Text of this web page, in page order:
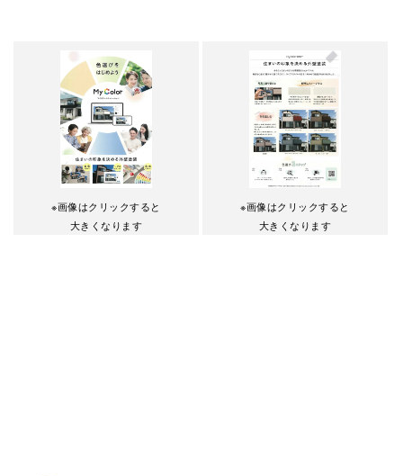
※画像はクリックすると
大きくなります
※画像はクリックすると
大きくなります